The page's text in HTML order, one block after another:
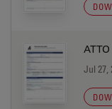
Jul 27,